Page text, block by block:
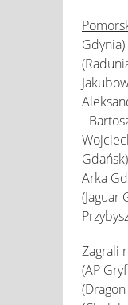
-
Arka
(Jaguar
Zagrali
(AP